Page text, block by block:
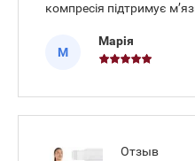
компресія підтримує
дихає. Увечері втома
поставу стало простіш
М
Марія
Отзыв